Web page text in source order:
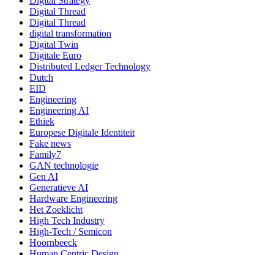
Digital Thread
Digital Thread
digital transformation
Digital Twin
Digitale Euro
Distributed Ledger Technology
Dutch
EID
Engineering
Engineering AI
Ethiek
Europese Digitale Identiteit
Fake news
Family7
GAN technologie
Gen AI
Generatieve AI
Hardware Engineering
Het Zoeklicht
High Tech Industry
High-Tech / Semicon
Hoornbeeck